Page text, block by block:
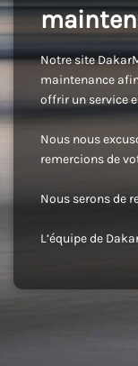
Notre site
maintenance
offrir un service
Nous nous
remercions de
Nous serons de
L’équipe de